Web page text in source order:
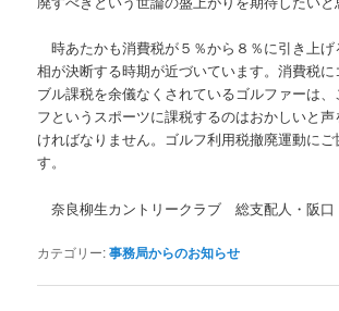
時あたかも消費税が５％から８％に引き上
相が決断する時期が近づいています。消費税
ブル課税を余儀なくされているゴルファーは
フというスポーツに課税するのはおかしいと
ければなりません。ゴルフ利用税撤廃運動にご
す。
奈良柳生カントリークラブ 総支配人・阪
カテゴリー:事務局からのお知らせ